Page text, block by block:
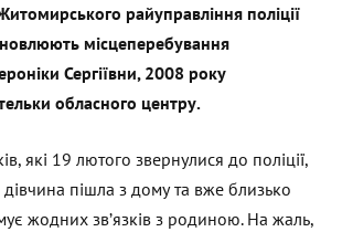
райуправління поліції
місцеперебування
Сергіївни, 2008 року
обласного центру.
які 19 лютого звернулися до поліції,
дівчина пішла з дому та вже близько
жодних зв’язків з родиною. На жаль,